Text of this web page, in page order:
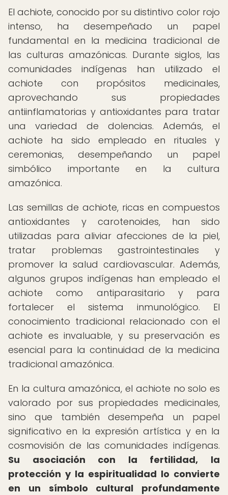
El achiote, conocido por su distintivo color rojo
intenso, ha desempeñado un papel
fundamental en la medicina tradicional de
las culturas amazónicas. Durante siglos, las
comunidades indígenas han utilizado el
achiote con propósitos medicinales,
aprovechando sus propiedades
antiinflamatorias y antioxidantes para tratar
una variedad de dolencias. Además, el
achiote ha sido empleado en rituales y
ceremonias, desempeñando un papel
simbólico importante en la cultura
amazónica.
Las semillas de achiote, ricas en compuestos
antioxidantes y carotenoides, han sido
utilizadas para aliviar afecciones de la piel,
tratar problemas gastrointestinales y
promover la salud cardiovascular. Además,
algunos grupos indígenas han empleado el
achiote como antiparasitario y para
fortalecer el sistema inmunológico. El
conocimiento tradicional relacionado con el
achiote es invaluable, y su preservación es
esencial para la continuidad de la medicina
tradicional amazónica.
En la cultura amazónica, el achiote no solo es
valorado por sus propiedades medicinales,
sino que también desempeña un papel
significativo en la expresión artística y en la
cosmovisión de las comunidades indígenas.
Su asociación con la fertilidad, la
protección y la espiritualidad lo convierte
en un símbolo cultural profundamente